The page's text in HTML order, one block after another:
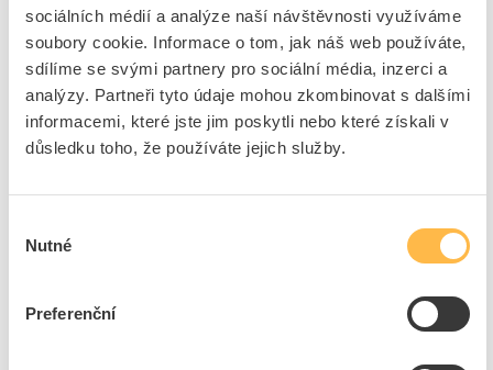
sociálních médií a analýze naší návštěvnosti využíváme
soubory cookie. Informace o tom, jak náš web používáte,
sdílíme se svými partnery pro sociální média, inzerci a
analýzy. Partneři tyto údaje mohou zkombinovat s dalšími
informacemi, které jste jim poskytli nebo které získali v
důsledku toho, že používáte jejich služby.
souhlasu
Nutné
Preferenční
SDS+ 105mm se středícím vrtákem NV 1932-105,
pro vrtací korunku NV 1910-80
Kód ELFETEX
11.233.740
Kód výrobce
NV 1932-105
Značka
NG TOOL